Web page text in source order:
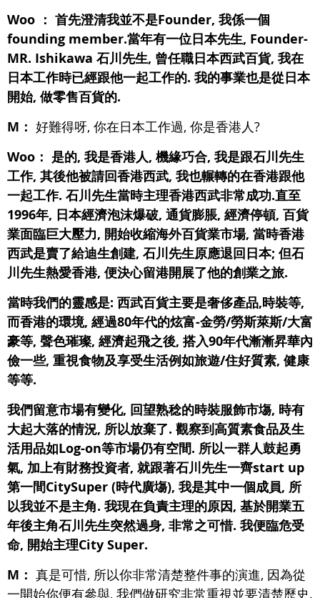
Woo ： 首先澄清我並不是Founder, 我係一個
founding member.當年有一位日本先生, Founder-
MR. Ishikawa 石川先生, 曾任職日本西武百貨, 我在
日本工作時已經跟他一起工作的. 我的事業也是從日本
開始, 做零售百貨的.
M： 好難得呀, 你在日本工作過, 你是香港人?
Woo： 是的, 我是香港人, 機緣巧合, 我是跟石川先生
工作, 其後他被請回香港西武, 我也輾轉的在香港跟他
一起工作. 石川先生當時主理香港西武非常成功.直至
1996年, 日本經濟泡沫爆破, 通貨膨脹, 經濟停頓, 百貨
業面臨巨大壓力, 開始收縮海外百貨業市場, 當時香港
西武是賣了給迪生創建, 石川先生原應退回日本; 但石
川先生熱愛香港, 便決心留港開展了他的創業之旅.
當時我們的靈感是: 西武百貨主要是奢侈產品,時裝等,
而香港的環境, 經過80年代的炫富-金勞/勞斯萊斯/大富
豪等, 聲色璀璨, 經濟起飛之後, 搭入90年代漸漸昇華內
儉一些, 重視食物及享受生活例如旅遊/住好質素, 健康
等等.
我們留意市場有變化, 回望熟稔的時裝服飾市塲, 時有
大起大落的情況, 所以放棄了. 觀察到高質素食品及生
活用品如Log-on等市場仍有空間. 所以一群人鼓起勇
氣, 加上有財務投資者, 就跟著石川先生一齊start up
第一間CitySuper (時代廣塲), 我是其中一個成員, 所
以我並不是主角. 我現在負責主理的原因, 基於開業五
年後主角石川先生突然過身, 非常之可惜. 我便臨危受
命, 開始主理City Super.
M： 真是可惜, 所以你非常清楚整件事的演進, 因為從
一開始你便有參與, 我們做研究非常重視並要清楚歷史.